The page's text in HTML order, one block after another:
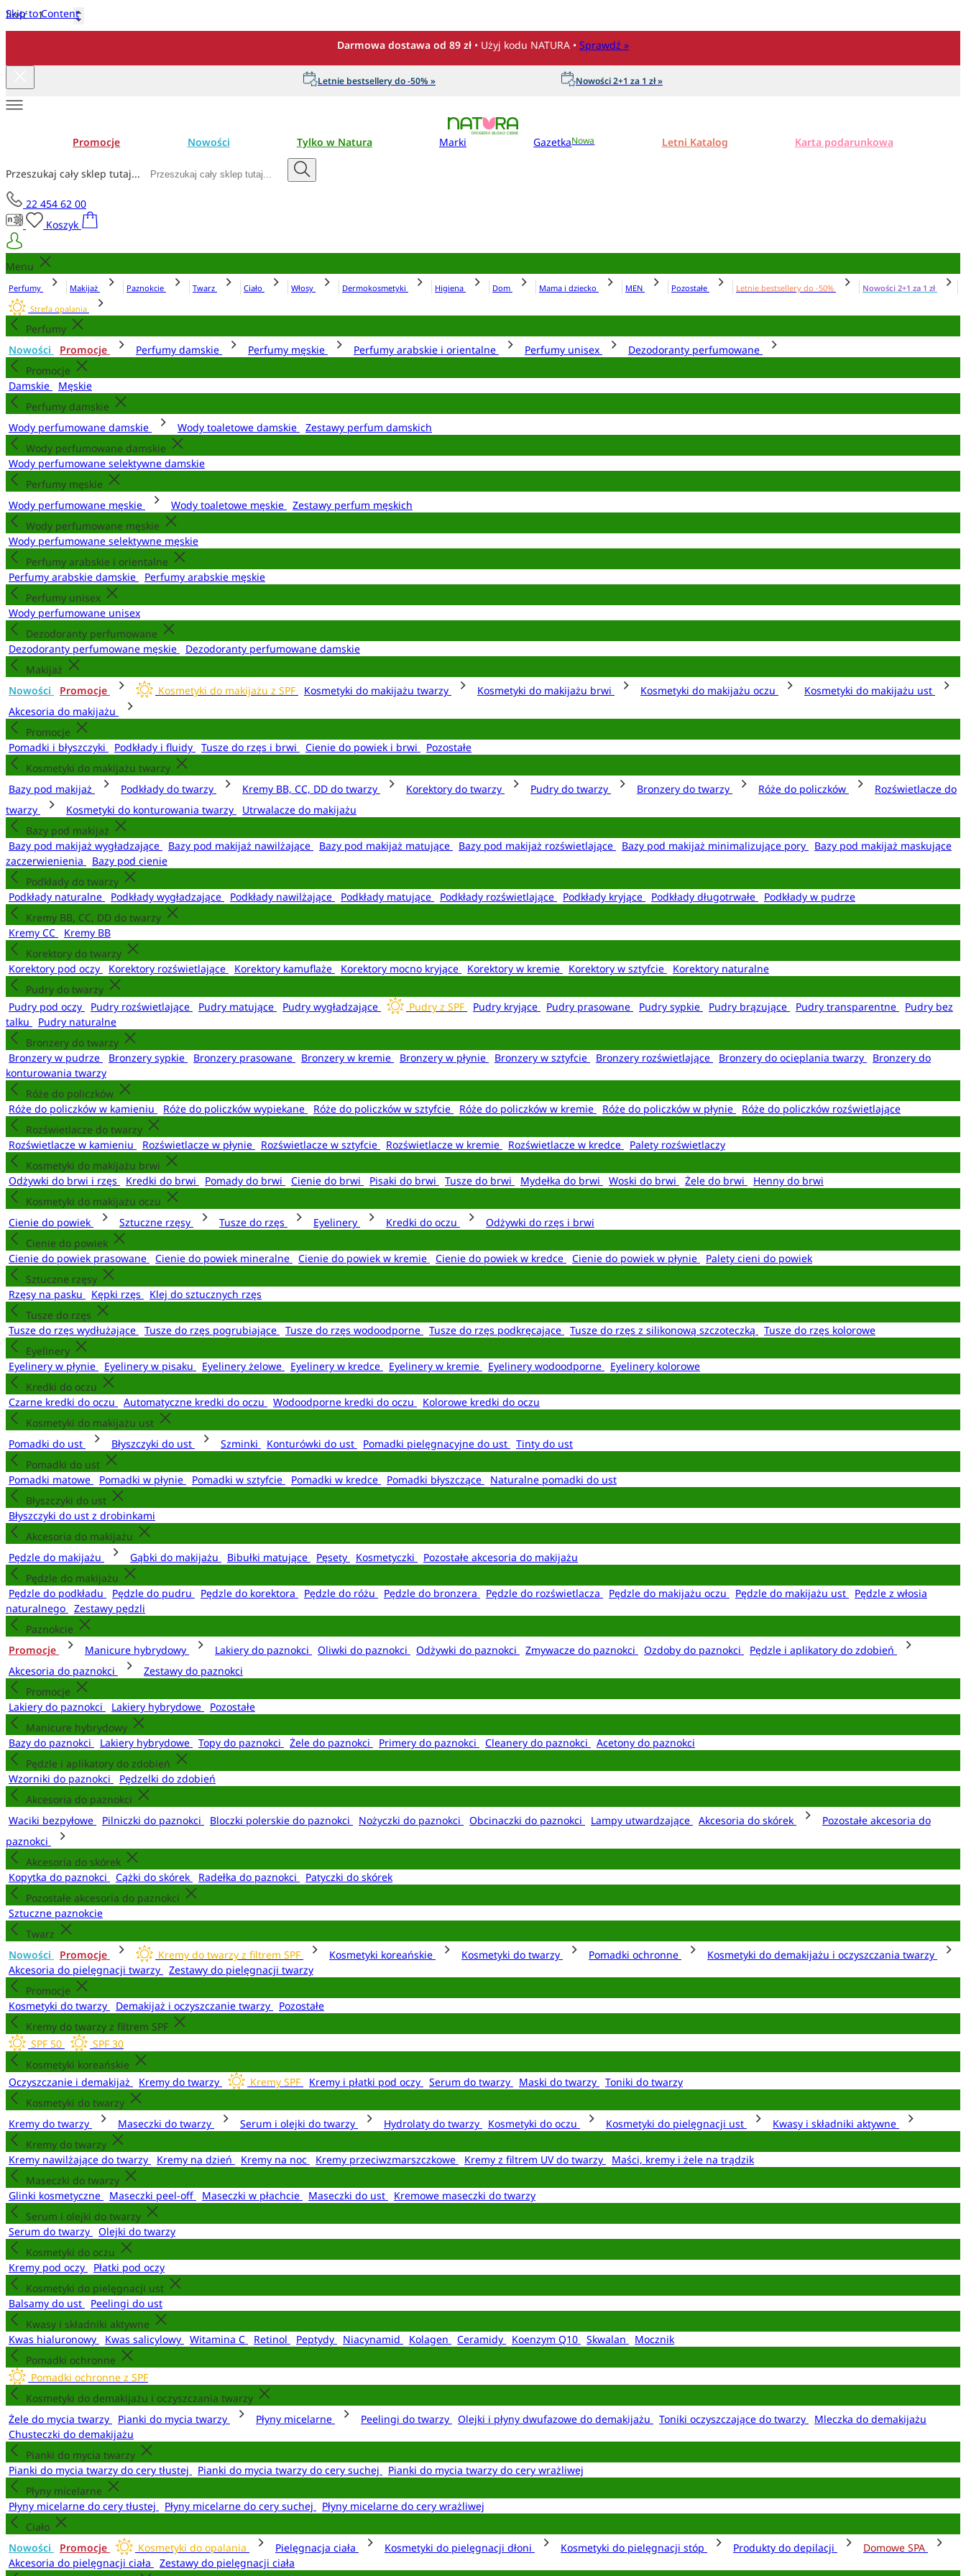
Skip to Content
Darmowa dostawa od 89 zł • Użyj kodu NATURA • Sprawdź »
Letnie bestsellery do -50% » Nowości 2+1 za 1 zł »
Promocje Nowości Tylko w Natura Marki GazetkaNowa Letni Katalog Karta podarunkowa
Przeszukaj cały sklep tutaj...
22 454 62 00
Koszyk
Menu
Perfumy Makijaż Paznokcie Twarz Ciało Włosy Dermokosmetyki Higiena Dom Mama i dziecko MEN Pozostałe Letnie bestsellery do -50%
Nowości 2+1 za 1 zł
Strefa opalania
Perfumy
Nowości
Promocje Perfumy damskie Perfumy męskie Perfumy arabskie i orientalne Perfumy unisex
Dezodoranty perfumowane
Promocje
Damskie
Męskie
Perfumy damskie
Wody perfumowane damskie
Wody toaletowe damskie
Zestawy perfum damskich
Wody perfumowane damskie
Wody perfumowane selektywne damskie
Perfumy męskie
Wody perfumowane męskie
Wody toaletowe męskie
Zestawy perfum męskich
Wody perfumowane męskie
Wody perfumowane selektywne męskie
Perfumy arabskie i orientalne
Perfumy arabskie damskie
Perfumy arabskie męskie
Perfumy unisex
Wody perfumowane unisex
Dezodoranty perfumowane
Dezodoranty perfumowane męskie
Dezodoranty perfumowane damskie
Makijaż
Nowości
Promocje Kosmetyki do makijażu z SPF Kosmetyki do makijażu twarzy Kosmetyki do makijażu brwi Kosmetyki do makijażu oczu
Kosmetyki do makijażu ust
Akcesoria do makijażu
Promocje
Pomadki i błyszczyki
Podkłady i fluidy Tusze do rzęs i brwi Cienie do powiek i brwi
Pozostałe
Kosmetyki do makijażu twarzy
Bazy pod makijaż
Podkłady do twarzy Kremy BB, CC, DD do twarzy Korektory do twarzy Pudry do twarzy Bronzery do twarzy Róże do policzków
Rozświetlacze do
twarzy
Kosmetyki do konturowania twarzy
Utrwalacze do makijażu
Bazy pod makijaż
Bazy pod makijaż wygładzające
Bazy pod makijaż nawilżające Bazy pod makijaż matujące Bazy pod makijaż rozświetlające Bazy pod makijaż minimalizujące pory
Bazy pod makijaż maskujące
zaczerwienienia
Bazy pod cienie
Podkłady do twarzy
Podkłady naturalne
Podkłady wygładzające Podkłady nawilżające Podkłady matujące Podkłady rozświetlające Podkłady kryjące Podkłady długotrwałe
Podkłady w pudrze
Kremy BB, CC, DD do twarzy
Kremy CC
Kremy BB
Korektory do twarzy
Korektory pod oczy
Korektory rozświetlające Korektory kamuflaże Korektory mocno kryjące Korektory w kremie Korektory w sztyfcie
Korektory naturalne
Pudry do twarzy
Pudry pod oczy
Pudry rozświetlające Pudry matujące Pudry wygładzające Pudry z SPF Pudry kryjące Pudry prasowane Pudry sypkie Pudry brązujące Pudry transparentne
Pudry bez
talku
Pudry naturalne
Bronzery do twarzy
Bronzery w pudrze
Bronzery sypkie Bronzery prasowane Bronzery w kremie Bronzery w płynie Bronzery w sztyfcie Bronzery rozświetlające Bronzery do ocieplania twarzy
Bronzery do
konturowania twarzy
Róże do policzków
Róże do policzków w kamieniu
Róże do policzków wypiekane Róże do policzków w sztyfcie Róże do policzków w kremie Róże do policzków w płynie
Róże do policzków rozświetlające
Rozświetlacze do twarzy
Rozświetlacze w kamieniu
Rozświetlacze w płynie Rozświetlacze w sztyfcie Rozświetlacze w kremie Rozświetlacze w kredce
Palety rozświetlaczy
Kosmetyki do makijażu brwi
Odżywki do brwi i rzęs
Kredki do brwi Pomady do brwi Cienie do brwi Pisaki do brwi Tusze do brwi Mydełka do brwi Woski do brwi Żele do brwi
Henny do brwi
Kosmetyki do makijażu oczu
Cienie do powiek
Sztuczne rzęsy Tusze do rzęs Eyelinery Kredki do oczu
Odżywki do rzęs i brwi
Cienie do powiek
Cienie do powiek prasowane
Cienie do powiek mineralne Cienie do powiek w kremie Cienie do powiek w kredce Cienie do powiek w płynie
Palety cieni do powiek
Sztuczne rzęsy
Rzęsy na pasku
Kępki rzęs
Klej do sztucznych rzęs
Tusze do rzęs
Tusze do rzęs wydłużające
Tusze do rzęs pogrubiające Tusze do rzęs wodoodporne Tusze do rzęs podkręcające Tusze do rzęs z silikonową szczoteczką
Tusze do rzęs kolorowe
Eyelinery
Eyelinery w płynie
Eyelinery w pisaku Eyelinery żelowe Eyelinery w kredce Eyelinery w kremie Eyelinery wodoodporne
Eyelinery kolorowe
Kredki do oczu
Czarne kredki do oczu
Automatyczne kredki do oczu Wodoodporne kredki do oczu
Kolorowe kredki do oczu
Kosmetyki do makijażu ust
Pomadki do ust
Błyszczyki do ust Szminki Konturówki do ust Pomadki pielęgnacyjne do ust
Tinty do ust
Pomadki do ust
Pomadki matowe
Pomadki w płynie Pomadki w sztyfcie Pomadki w kredce Pomadki błyszczące
Naturalne pomadki do ust
Błyszczyki do ust
Błyszczyki do ust z drobinkami
Akcesoria do makijażu
Pędzle do makijażu
Gąbki do makijażu Bibułki matujące Pęsety Kosmetyczki
Pozostałe akcesoria do makijażu
Pędzle do makijażu
Pędzle do podkładu
Pędzle do pudru Pędzle do korektora Pędzle do różu Pędzle do bronzera Pędzle do rozświetlacza Pędzle do makijażu oczu Pędzle do makijażu ust
Pędzle z włosia
naturalnego
Zestawy pędzli
Paznokcie
Promocje
Manicure hybrydowy Lakiery do paznokci Oliwki do paznokci Odżywki do paznokci Zmywacze do paznokci Ozdoby do paznokci
Pędzle i aplikatory do zdobień
Akcesoria do paznokci
Zestawy do paznokci
Promocje
Lakiery do paznokci
Lakiery hybrydowe
Pozostałe
Manicure hybrydowy
Bazy do paznokci
Lakiery hybrydowe Topy do paznokci Żele do paznokci Primery do paznokci Cleanery do paznokci
Acetony do paznokci
Pędzle i aplikatory do zdobień
Wzorniki do paznokci
Pędzelki do zdobień
Akcesoria do paznokci
Waciki bezpyłowe
Pilniczki do paznokci Bloczki polerskie do paznokci Nożyczki do paznokci Obcinaczki do paznokci Lampy utwardzające Akcesoria do skórek
Pozostałe akcesoria do
paznokci
Akcesoria do skórek
Kopytka do paznokci
Cążki do skórek Radełka do paznokci
Patyczki do skórek
Pozostałe akcesoria do paznokci
Sztuczne paznokcie
Twarz
Nowości
Promocje Kremy do twarzy z filtrem SPF Kosmetyki koreańskie Kosmetyki do twarzy Pomadki ochronne
Kosmetyki do demakijażu i oczyszczania twarzy
Akcesoria do pielęgnacji twarzy
Zestawy do pielęgnacji twarzy
Promocje
Kosmetyki do twarzy
Demakijaż i oczyszczanie twarzy
Pozostałe
Kremy do twarzy z filtrem SPF
SPF 50
SPF 30
Kosmetyki koreańskie
Oczyszczanie i demakijaż
Kremy do twarzy Kremy SPF Kremy i płatki pod oczy Serum do twarzy Maski do twarzy
Toniki do twarzy
Kosmetyki do twarzy
Kremy do twarzy
Maseczki do twarzy Serum i olejki do twarzy Hydrolaty do twarzy Kosmetyki do oczu Kosmetyki do pielęgnacji ust
Kwasy i składniki aktywne
Kremy do twarzy
Kremy nawilżające do twarzy
Kremy na dzień Kremy na noc Kremy przeciwzmarszczkowe Kremy z filtrem UV do twarzy
Maści, kremy i żele na trądzik
Maseczki do twarzy
Glinki kosmetyczne
Maseczki peel-off Maseczki w płachcie Maseczki do ust
Kremowe maseczki do twarzy
Serum i olejki do twarzy
Serum do twarzy
Olejki do twarzy
Kosmetyki do oczu
Kremy pod oczy
Płatki pod oczy
Kosmetyki do pielęgnacji ust
Balsamy do ust
Peelingi do ust
Kwasy i składniki aktywne
Kwas hialuronowy
Kwas salicylowy Witamina C Retinol Peptydy Niacynamid Kolagen Ceramidy Koenzym Q10 Skwalan
Mocznik
Pomadki ochronne
Pomadki ochronne z SPF
Kosmetyki do demakijażu i oczyszczania twarzy
Żele do mycia twarzy
Pianki do mycia twarzy Płyny micelarne Peelingi do twarzy Olejki i płyny dwufazowe do demakijażu Toniki oczyszczające do twarzy
Mleczka do demakijażu
Chusteczki do demakijażu
Pianki do mycia twarzy
Pianki do mycia twarzy do cery tłustej
Pianki do mycia twarzy do cery suchej
Pianki do mycia twarzy do cery wrażliwej
Płyny micelarne
Płyny micelarne do cery tłustej
Płyny micelarne do cery suchej
Płyny micelarne do cery wrażliwej
Ciało
Nowości
Promocje Kosmetyki do opalania Pielęgnacja ciała Kosmetyki do pielęgnacji dłoni Kosmetyki do pielęgnacji stóp Produkty do depilacji
Domowe SPA
Akcesoria do pielęgnacji ciała
Zestawy do pielęgnacji ciała
Ilość